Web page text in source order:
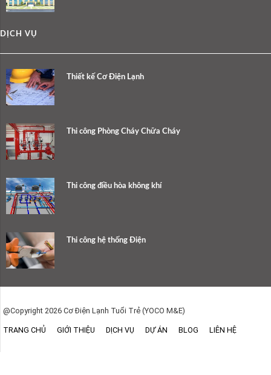
DỊCH VỤ
Thiết kế Cơ Điện Lạnh
Thi công Phòng Cháy Chữa Cháy
Thi công điều hòa không khí
Thi công hệ thống Điện
@Copyright 2026 Cơ Điện Lạnh Tuổi Trẻ (YOCO M&E)
TRANG CHỦ GIỚI THIỆU DỊCH VỤ DỰ ÁN BLOG LIÊN HỆ